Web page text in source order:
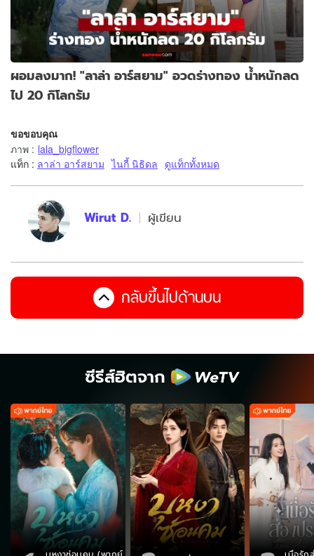
ผอมลงมาก! "ลาล่า อาร์สยาม" อวดร่างทอง น้ำหนักลด
ไป 20 กิโลกรัม
ขอขอบคุณ
ภาพ : lala_bigflower
แท็ก : ลาล่า อาร์สยาม ไนกี้ นิธิดล ดูแท็กทั้งหมด
Wirut D. ผู้เขียน
กลับขึ้นไปด้านบน
ซีรีส์ฮิตจาก